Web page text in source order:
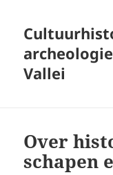
Vallei
Over
schapen